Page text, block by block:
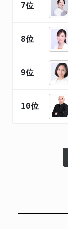
7位
8位
9位
10位